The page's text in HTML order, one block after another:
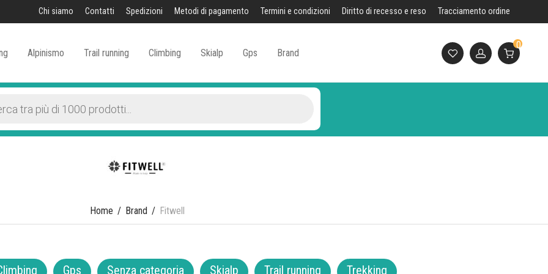
Chi siamo Contatti Spedizioni Metodi di pagamento Termini e condizioni Diritto di recesso e reso Tracciamento ordine
Alpinismo Trail running Climbing Skialp Gps Brand
0
Home / Brand / Fitwell
Gps Senza categoria Skialp Trail running Trekking